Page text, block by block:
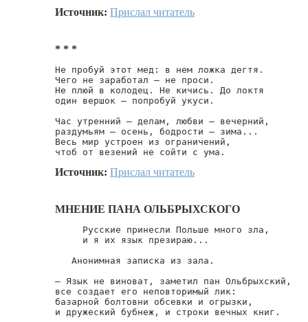
Источник: Прислал читатель
* * *
Не пробуй этот мед: в нем ложка дегтя.
Чего не заработал — не проси.
Не плюй в колодец. Не кичись. До локтя
один вершок — попробуй укуси.
Час утренний — делам, любви — вечерний,
раздумьям — осень, бодрости — зима...
Весь мир устроен из ограничений,
чтоб от везений не сойти с ума.
Источник: Прислал читатель
МНЕНИЕ ПАНА ОЛЬБРЫХСКОГО
     Русские принесли Польше много зла,
     и я их язык презираю...
   Анонимная записка из зала.
— Язык не виноват, заметил пан Ольбрыхский,
все создает его неповторимый лик:
базарной болтовни обсевки и огрызки,
и дружеский бубнеж, и строки вечных книг.